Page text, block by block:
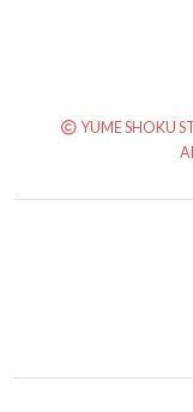
YUME SHOKU